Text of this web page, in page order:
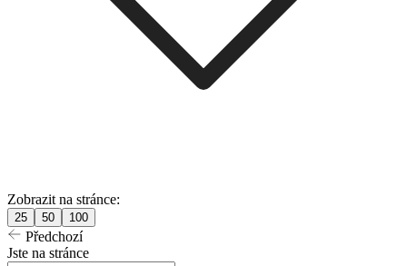
Zobrazit na stránce:
25 50 100
Předchozí
Jste na stránce